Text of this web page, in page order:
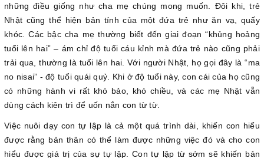
những điều giống như cha mẹ chúng mong muốn. Đôi khi, trẻ
Nhật cũng thể hiện bản tính của một đứa trẻ như ăn vạ, quấy
khóc. Các bậc cha mẹ thường biết đến giai đoạn “khủng hoảng
tuổi lên hai” – ám chỉ độ tuổi cáu kỉnh mà đứa trẻ nào cũng phải
trải qua, thường là tuổi lên hai. Với người Nhật, họ gọi đây là “ma
no nisai” - độ tuổi quái quỷ. Khi ở độ tuổi này, con cái của họ cũng
có những hành vi rất khó bảo, khó chiều, và các mẹ Nhật vẫn
dùng cách kiên trì để uốn nắn con từ từ.
Việc nuôi dạy con tự lập là cả một quá trình dài, khiến con hiểu
được rằng bản thân có thể làm được những việc đó và cho con
hiểu được giá trị của sự tự lập. Con tự lập từ sớm sẽ khiến bản